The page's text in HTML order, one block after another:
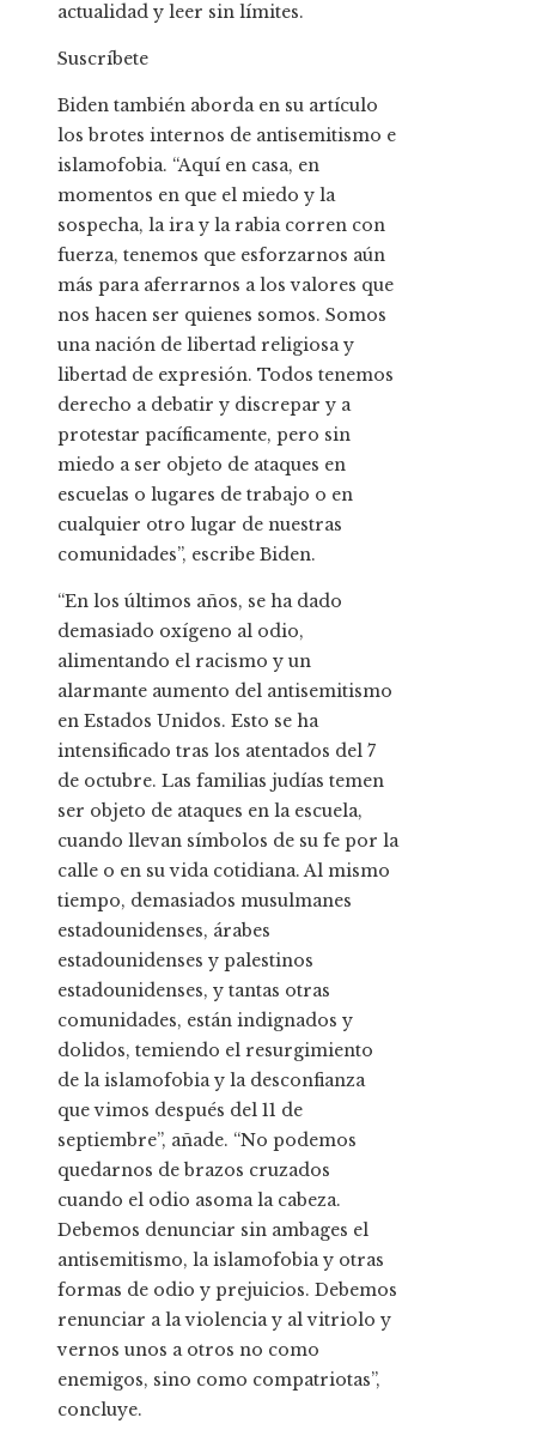
actualidad y leer sin límites.
Suscríbete
Biden también aborda en su artículo
los brotes internos de antisemitismo e
islamofobia. “Aquí en casa, en
momentos en que el miedo y la
sospecha, la ira y la rabia corren con
fuerza, tenemos que esforzarnos aún
más para aferrarnos a los valores que
nos hacen ser quienes somos. Somos
una nación de libertad religiosa y
libertad de expresión. Todos tenemos
derecho a debatir y discrepar y a
protestar pacíficamente, pero sin
miedo a ser objeto de ataques en
escuelas o lugares de trabajo o en
cualquier otro lugar de nuestras
comunidades”, escribe Biden.
“En los últimos años, se ha dado
demasiado oxígeno al odio,
alimentando el racismo y un
alarmante aumento del antisemitismo
en Estados Unidos. Esto se ha
intensificado tras los atentados del 7
de octubre. Las familias judías temen
ser objeto de ataques en la escuela,
cuando llevan símbolos de su fe por la
calle o en su vida cotidiana. Al mismo
tiempo, demasiados musulmanes
estadounidenses, árabes
estadounidenses y palestinos
estadounidenses, y tantas otras
comunidades, están indignados y
dolidos, temiendo el resurgimiento
de la islamofobia y la desconfianza
que vimos después del 11 de
septiembre”, añade. “No podemos
quedarnos de brazos cruzados
cuando el odio asoma la cabeza.
Debemos denunciar sin ambages el
antisemitismo, la islamofobia y otras
formas de odio y prejuicios. Debemos
renunciar a la violencia y al vitriolo y
vernos unos a otros no como
enemigos, sino como compatriotas”,
concluye.